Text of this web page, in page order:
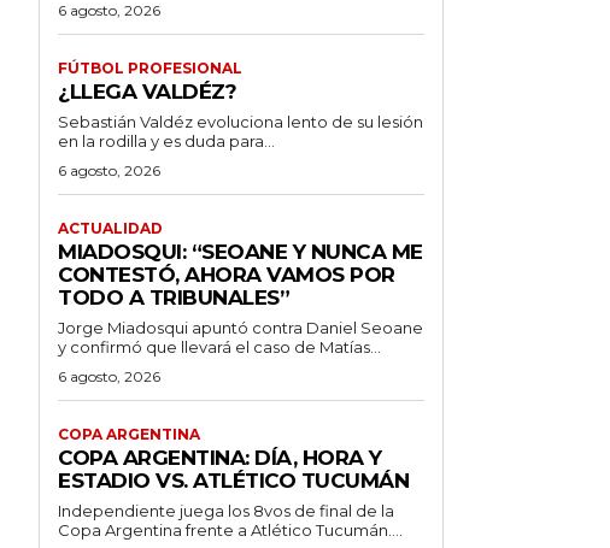
6 agosto, 2026
FÚTBOL PROFESIONAL
¿LLEGA VALDÉZ?
Sebastián Valdéz evoluciona lento de su lesión
en la rodilla y es duda para...
6 agosto, 2026
ACTUALIDAD
MIADOSQUI: “SEOANE Y NUNCA ME
CONTESTÓ, AHORA VAMOS POR
TODO A TRIBUNALES”
Jorge Miadosqui apuntó contra Daniel Seoane
y confirmó que llevará el caso de Matías...
6 agosto, 2026
COPA ARGENTINA
COPA ARGENTINA: DÍA, HORA Y
ESTADIO VS. ATLÉTICO TUCUMÁN
Independiente juega los 8vos de final de la
Copa Argentina frente a Atlético Tucumán....